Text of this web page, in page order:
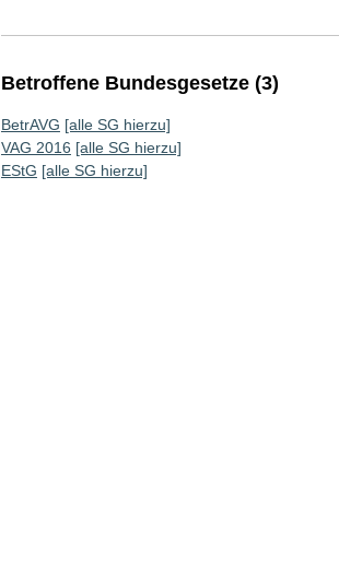
Betroffene Bundesgesetze (3)
BetrAVG [alle SG hierzu]
VAG 2016 [alle SG hierzu]
EStG [alle SG hierzu]